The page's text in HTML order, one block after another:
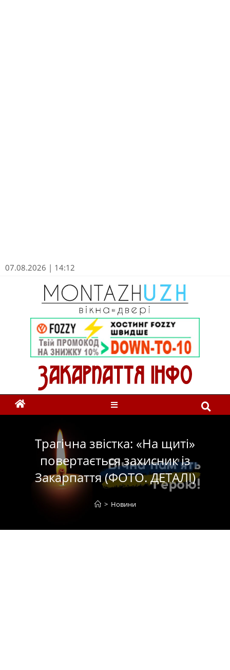
07.08.2026 | 14:12
Трагічна звістка: «На щиті»
повертається захисник із
Закарпаття (ФОТО. ДЕТАЛІ)
> Новини